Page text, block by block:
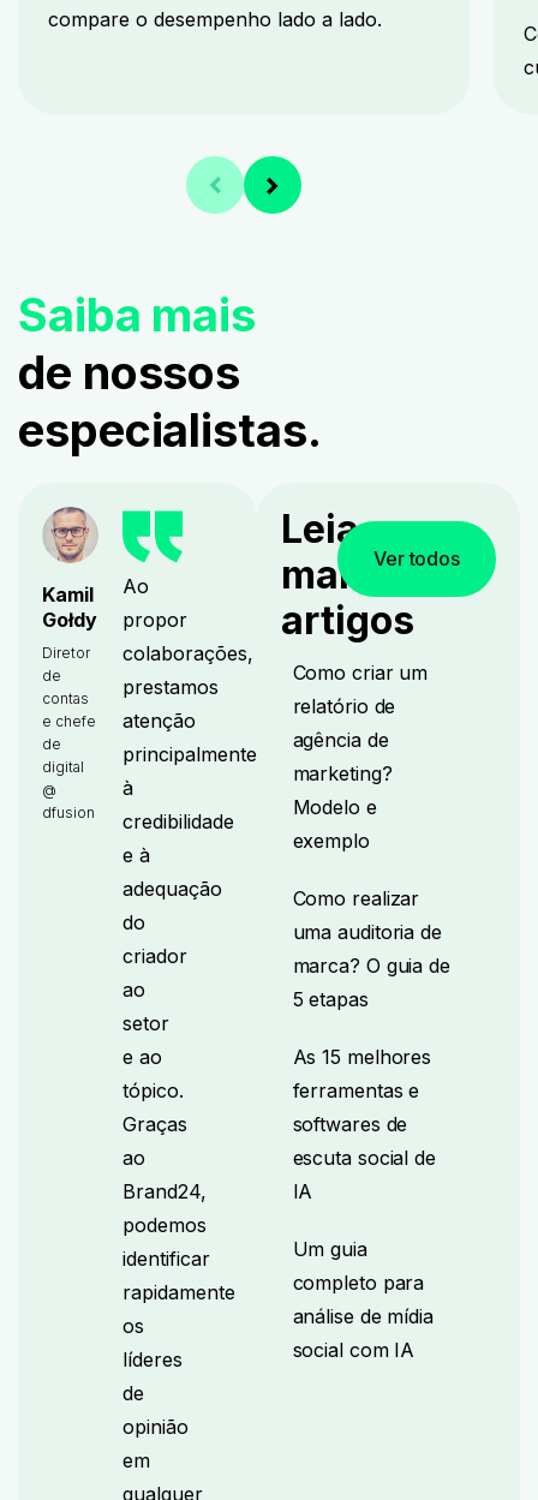
compare o desempenho lado a lado.
Saiba mais
de nossos
especialistas.
Kamil
Gołdy
Diretor
de
contas
e chefe
de
digital
@
dfusion
Ao
propor
colaborações,
prestamos
atenção
principalmente
à
credibilidade
e à
adequação
do
criador
ao
setor
e ao
tópico.
Graças
ao
Brand24,
podemos
identificar
rapidamente
os
líderes
de
opinião
em
qualquer
Leia
mais
artigos
Ver todos
Como criar um
relatório de
agência de
marketing?
Modelo e
exemplo
Como realizar
uma auditoria de
marca? O guia de
5 etapas
As 15 melhores
ferramentas e
softwares de
escuta social de
IA
Um guia
completo para
análise de mídia
social com IA